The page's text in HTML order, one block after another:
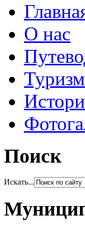
О нас
Туризм
Поиск
Искать...